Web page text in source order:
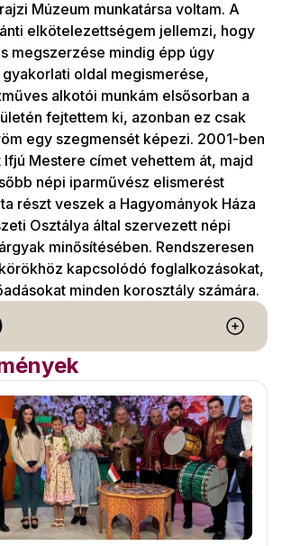
Múzeum munkatársa voltam. A
elkötelezettségem jellemzi, hogy
megszerzése mindig épp úgy
oldal megismerése,
alkotói munkám elsősorban a
fejtettem ki, azonban ez csak
egy szegmensét képezi. 2001-ben
Mestere címet vehettem át, majd
népi iparművész elismerést
részt veszek a Hagyományok Háza
Osztálya által szervezett népi
minősítésében. Rendszeresen
kapcsolódó foglalkozásokat,
minden korosztály számára.